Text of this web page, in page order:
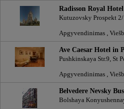
Radisson Royal Hotel
Kutuzovsky Prospekt
Apgyvendinimas ,
Ave Caesar Hotel in
Pushkinskaya Str.9, St
Apgyvendinimas ,
Belvedere Nevsky
Bolshaya